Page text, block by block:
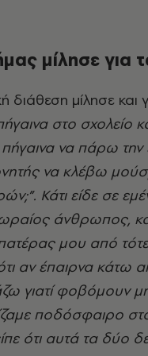
μίλησε για
διάθεση μίλησε και
στο σχολείο
να πάρω την
να κλέβω
Κάτι είδε σε
άνθρωπος,
μου από
αν έπαιρνα
γιατί φοβόμουν
ποδόσφαιρο στο
ότι αυτά τα δύο